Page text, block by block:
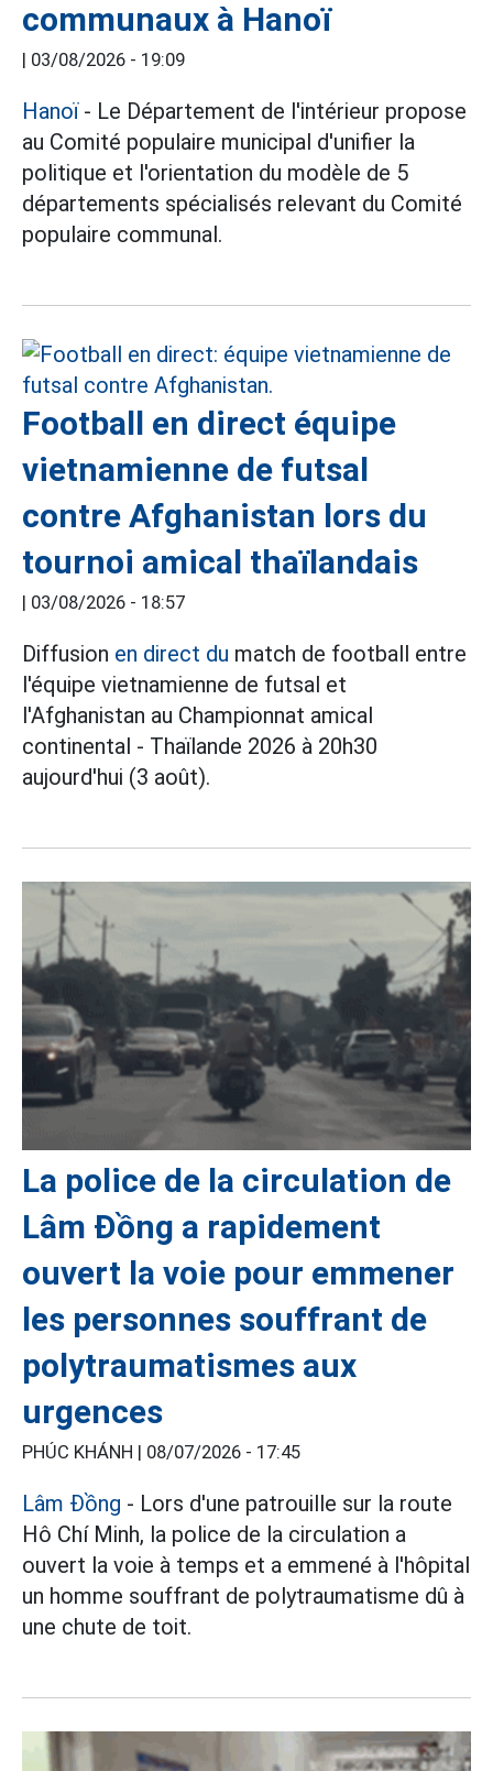
communaux à Hanoï
| 03/08/2026 - 19:09
Hanoï- Le Département de l'intérieur propose
au Comité populaire municipal d'unifier la
politique et l'orientation du modèle de 5
départements spécialisés relevant du Comité
populaire communal.
Football en direct équipe
vietnamienne de futsal
contre Afghanistan lors du
tournoi amical thaïlandais
| 03/08/2026 - 18:57
Diffusion en direct du match de football entre
l'équipe vietnamienne de futsal et
l'Afghanistan au Championnat amical
continental - Thaïlande 2026 à 20h30
aujourd'hui (3 août).
La police de la circulation de
Lâm Đồng a rapidement
ouvert la voie pour emmener
les personnes souffrant de
polytraumatismes aux
urgences
PHÚC KHÁNH | 08/07/2026 - 17:45
Lâm Đồng - Lors d'une patrouille sur la route
Hô Chí Minh, la police de la circulation a
ouvert la voie à temps et a emmené à l'hôpital
un homme souffrant de polytraumatisme dû à
une chute de toit.